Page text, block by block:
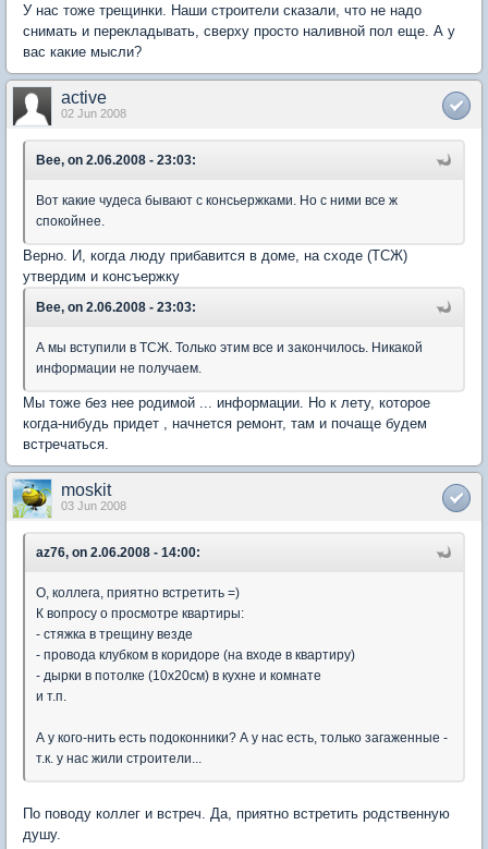
У нас тоже трещинки. Наши строители сказали, что не надо
снимать и перекладывать, сверху просто наливной пол еще. А у
вас какие мысли?
active
02 Jun 2008
Bee, on 2.06.2008 - 23:03:
Вот какие чудеса бывают с консьержками. Но с ними все ж
спокойнее.
Верно. И, когда люду прибавится в доме, на сходе (ТСЖ)
утвердим и консъержку
Bee, on 2.06.2008 - 23:03:
А мы вступили в ТСЖ. Только этим все и закончилось. Никакой
информации не получаем.
Мы тоже без нее родимой ... информации. Но к лету, которое
когда-нибудь придет , начнется ремонт, там и почаще будем
встречаться.
moskit
03 Jun 2008
az76, on 2.06.2008 - 14:00:
О, коллега, приятно встретить =)
К вопросу о просмотре квартиры:
- стяжка в трещину везде
- провода клубком в коридоре (на входе в квартиру)
- дырки в потолке (10х20см) в кухне и комнате
и т.п.
А у кого-нить есть подоконники? А у нас есть, только загаженные -
т.к. у нас жили строители...
По поводу коллег и встреч. Да, приятно встретить родственную
душу.